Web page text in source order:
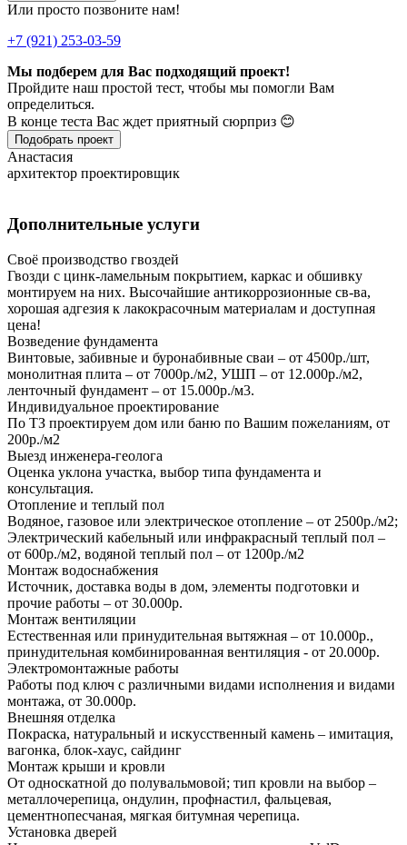
Или просто позвоните нам!
+7 (921) 253-03-59
Мы подберем для Вас подходящий проект!
Пройдите наш простой тест, чтобы мы помогли Вам
определиться.
В конце теста Вас ждет приятный сюрприз 😊
Подобрать проект
Анастасия
архитектор проектировщик
Дополнительные услуги
Своё производство гвоздей
Гвозди с цинк-ламельным покрытием, каркас и обшивку
монтируем на них. Высочайшие антикоррозионные св-ва,
хорошая адгезия к лакокрасочным материалам и доступная
цена!
Возведение фундамента
Винтовые, забивные и буронабивные сваи – от 4500р./шт,
монолитная плита – от 7000р./м2, УШП – от 12.000р./м2,
ленточный фундамент – от 15.000р./м3.
Индивидуальное проектирование
По ТЗ проектируем дом или баню по Вашим пожеланиям, от
200р./м2
Выезд инженера-геолога
Оценка уклона участка, выбор типа фундамента и
консультация.
Отопление и теплый пол
Водяное, газовое или электрическое отопление – от 2500р./м2;
Электрический кабельный или инфракрасный теплый пол –
от 600р./м2, водяной теплый пол – от 1200р./м2
Монтаж водоснабжения
Источник, доставка воды в дом, элементы подготовки и
прочие работы – от 30.000р.
Монтаж вентиляции
Естественная или принудительная вытяжная – от 10.000р.,
принудительная комбинированная вентиляция - от 20.000р.
Электромонтажные работы
Работы под ключ с различными видами исполнения и видами
монтажа, от 30.000р.
Внешняя отделка
Покраска, натуральный и искусственный камень – имитация,
вагонка, блок-хаус, сайдинг
Монтаж крыши и кровли
От односкатной до полувальмовой; тип кровли на выбор –
металлочерепица, ондулин, профнастил, фальцевая,
цементнопесчаная, мягкая битумная черепица.
Установка дверей